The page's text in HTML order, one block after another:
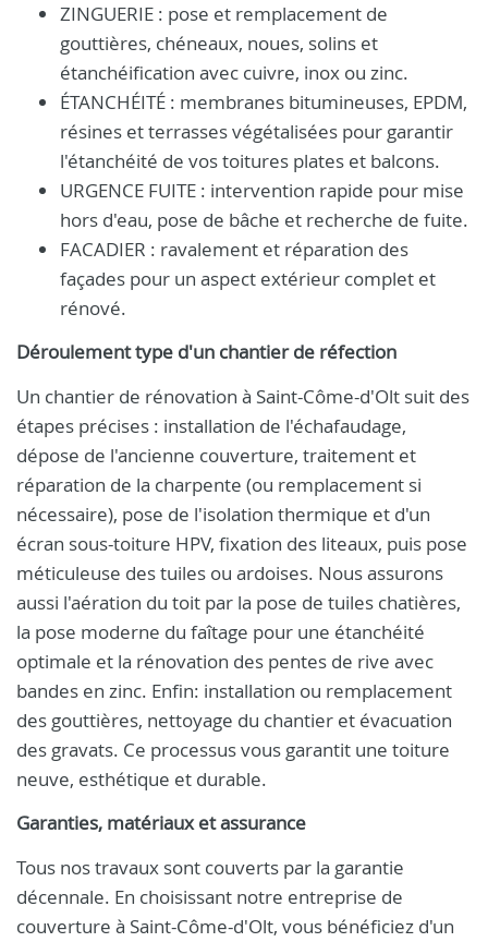
ZINGUERIE : pose et remplacement de
gouttières, chéneaux, noues, solins et
étanchéification avec cuivre, inox ou zinc.
ÉTANCHÉITÉ : membranes bitumineuses, EPDM,
résines et terrasses végétalisées pour garantir
l'étanchéité de vos toitures plates et balcons.
URGENCE FUITE : intervention rapide pour mise
hors d'eau, pose de bâche et recherche de fuite.
FACADIER : ravalement et réparation des
façades pour un aspect extérieur complet et
rénové.
Déroulement type d'un chantier de réfection
Un chantier de rénovation à Saint-Côme-d'Olt suit des
étapes précises : installation de l'échafaudage,
dépose de l'ancienne couverture, traitement et
réparation de la charpente (ou remplacement si
nécessaire), pose de l'isolation thermique et d'un
écran sous-toiture HPV, fixation des liteaux, puis pose
méticuleuse des tuiles ou ardoises. Nous assurons
aussi l'aération du toit par la pose de tuiles chatières,
la pose moderne du faîtage pour une étanchéité
optimale et la rénovation des pentes de rive avec
bandes en zinc. Enfin: installation ou remplacement
des gouttières, nettoyage du chantier et évacuation
des gravats. Ce processus vous garantit une toiture
neuve, esthétique et durable.
Garanties, matériaux et assurance
Tous nos travaux sont couverts par la garantie
décennale. En choisissant notre entreprise de
couverture à Saint-Côme-d'Olt, vous bénéficiez d'un